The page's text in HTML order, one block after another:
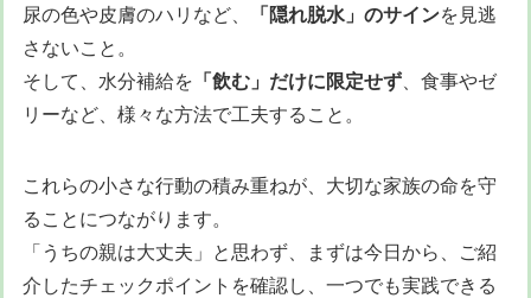
尿の色や皮膚のハリなど、
「隠れ脱水」のサインを見逃
さないこと。
そして、水分補給を 「飲む」だけに限定せず 、食事やゼ
リーなど、様々な方法で工夫すること。
これらの小さな行動の積み重ねが、大切な家族の命を守
ることにつながります。
「うちの親は大丈夫」と思わず、まずは今日から、ご紹
介したチェックポイントを確認し、一つでも実践できる